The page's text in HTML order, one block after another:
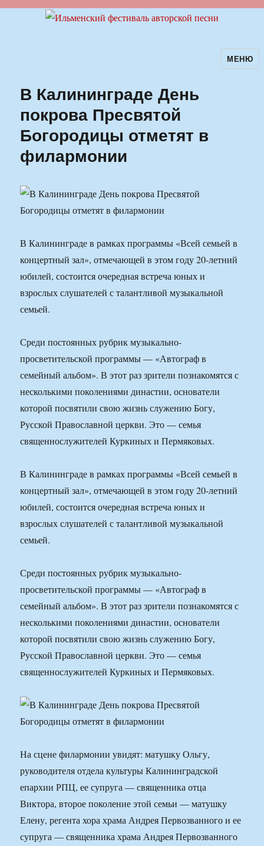
Ильменский фестиваль авторскойМЕНЮ
В Калининграде День
покрова Пресвятой
Богородицы отметят в
филармонии
В Калининграде в рамках программы «Всей семьей в
концертный зал», отмечающей в этом году 20-летний
юбилей, состоится очередная встреча юных и
взрослых слушателей с талантливой музыкальной
семьей.
Среди постоянных рубрик музыкально-
просветительской программы — «Автограф в
семейный альбом». В этот раз зрители познакомятся с
несколькими поколениями династии, основатели
которой посвятили свою жизнь служению Богу,
Русской Православной церкви. Это — семья
священнослужителей Куркиных и Пермяковых.
В Калининграде в рамках программы «Всей семьей в
концертный зал», отмечающей в этом году 20-летний
юбилей, состоится очередная встреча юных и
взрослых слушателей с талантливой музыкальной
семьей.
Среди постоянных рубрик музыкально-
просветительской программы — «Автограф в
семейный альбом». В этот раз зрители познакомятся с
несколькими поколениями династии, основатели
которой посвятили свою жизнь служению Богу,
Русской Православной церкви. Это — семья
священнослужителей Куркиных и Пермяковых.
На сцене филармонии увидят: матушку Ольгу,
руководителя отдела культуры Калининградской
епархии РПЦ, ее супруга — священника отца
Виктора, второе поколение этой семьи — матушку
Елену, регента хора храма Андрея Первозванного и ее
супруга — священника храма Андрея Первозванного